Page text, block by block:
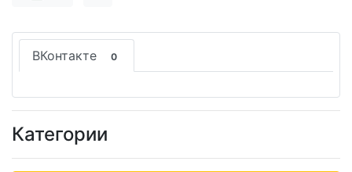
ВКонтакте 0
Категории